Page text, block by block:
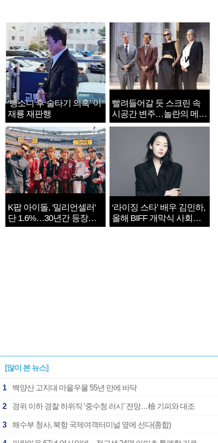
‘뺑소니 후 술타기 의혹’ 이
재룡 재판행
빨려들어갈 듯 스크린 속
시공간 변주…놀란의 메시
지는 ‘전쟁 속죄’
K팝 아이돌, '밀리언셀러'
단 1.6%…30년간 등장
1182개팀 전수조사
‘라이징 스타’ 배우 김민하,
올해 BIFF 개막식 사회자
확정
[많이 본 뉴스]
1 백양산 고지대 마을우물 55년 만에 바닥
2 경위 이하 경찰 하위직 ‘중수청 러시’ 전망…檢 기피와 대조
3 해수부 청사, 북항 국제여객터미널 옆에 선다(종합)